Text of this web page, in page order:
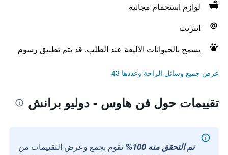
لوازم استحمام مجانية
انترنت
يسمح بالحيوانات الأليفة عند الطلب. قد يتم تطبيق رسوم
عرض جميع وسائل الراحة وعددها 43
تقييمات حول فن هاوس - دوليو برانش
تم التحقق منه 100%
نقوم بجمع وعرض التقييمات من